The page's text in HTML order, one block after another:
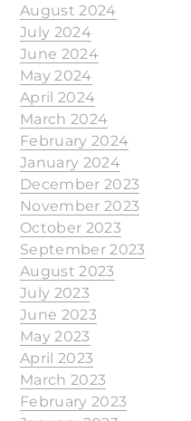
August 2024
July 2024
June 2024
May 2024
April 2024
March 2024
February 2024
January 2024
December 2023
November 2023
October 2023
September 2023
August 2023
July 2023
June 2023
May 2023
April 2023
March 2023
February 2023